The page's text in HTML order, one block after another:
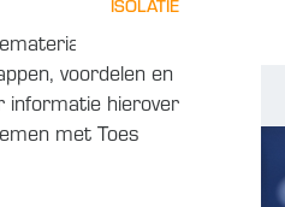
heeft
voordelen en
informatie hierover
met Toes
ISOLATIE